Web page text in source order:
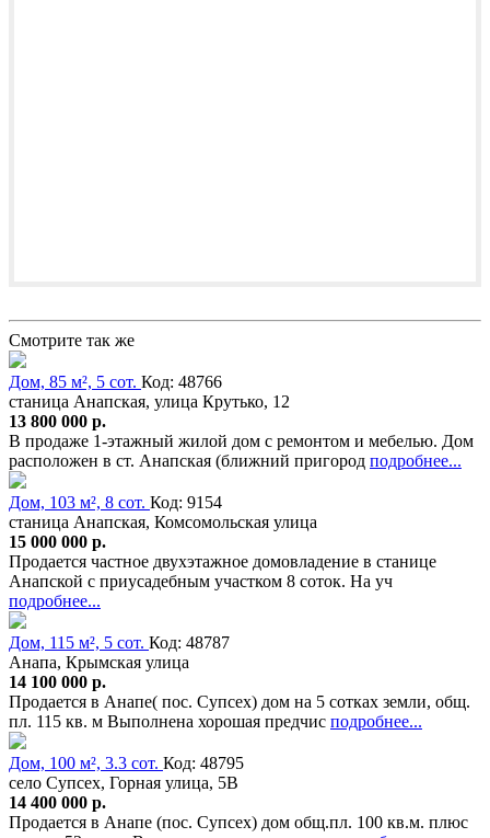
Смотрите так же
Дом, 85 м², 5 сот. Код: 48766
станица Анапская, улица Крутько, 12
13 800 000 р.
В продаже 1-этажный жилой дом с ремонтом и мебелью. Дом
расположен в ст. Анапская (ближний пригород подробнее...
Дом, 103 м², 8 сот. Код: 9154
станица Анапская, Комсомольская улица
15 000 000 р.
Продается частное двухэтажное домовладение в станице
Анапской с приусадебным участком 8 соток. На уч
подробнее...
Дом, 115 м², 5 сот. Код: 48787
Анапа, Крымская улица
14 100 000 р.
Продается в Анапе( пос. Супсех) дом на 5 сотках земли, общ.
пл. 115 кв. м Выполнена хорошая предчис подробнее...
Дом, 100 м², 3.3 сот. Код: 48795
село Супсех, Горная улица, 5В
14 400 000 р.
Продается в Анапе (пос. Супсех) дом общ.пл. 100 кв.м. плюс